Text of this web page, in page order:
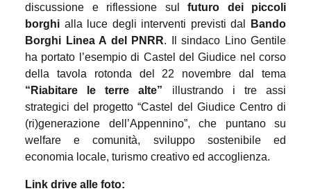
discussione e riflessione sul futuro dei piccoli
borghi alla luce degli interventi previsti dal
Bando
Borghi Linea A del PNRR. Il sindaco Lino Gentile
ha portato l’esempio di Castel del Giudice nel corso
della tavola rotonda del 22 novembre dal tema
“Riabitare le terre alte” illustrando i tre assi
strategici del progetto “Castel del Giudice Centro di
(ri)generazione dell’Appennino”, che puntano su
welfare e comunità, sviluppo sostenibile ed
economia locale, turismo creativo ed accoglienza.
Link drive alle foto: